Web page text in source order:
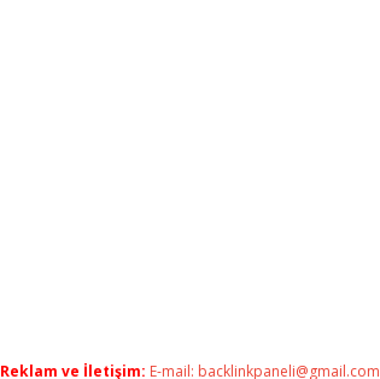
Reklam ve İletişim: E-mail: backlinkpaneli@gmail.com